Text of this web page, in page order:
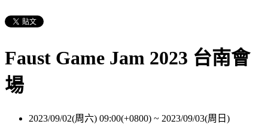
Faust Game Jam 2023 台南會
場
2023/09/02(周六) 09:00(+0800) ~ 2023/09/03(周日)